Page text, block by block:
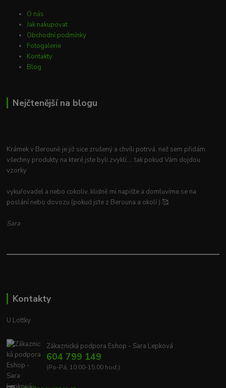
O nás
Jak nakupovat
Obchodní podmínky
Fotogalerie
Kontakty
Blog
Nejčtenější na blogu
Krámek v Berouně je již sice zrušený a chvíli potrvá, než sem přidám
všechny produkty na které jste byli zvyklí.... tak pokud Vám dojdou
vzorky
vykuřovadel a nebo cokoliv, klidně mi napište a domluvíme se na
poslání nebo dovozu (pokud jste z Berouna a okolí ) 🥰
Sara
Kontakty
U Lottky
Zákaznická podpora Eshop - Sara Lepková
604 799 149
(Po-Pá, 10:00-15:00 hod.)